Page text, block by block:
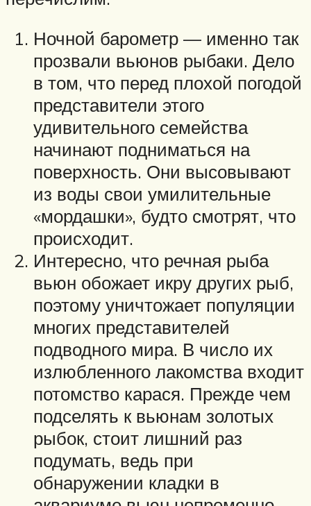
Ночной барометр — именно так
прозвали вьюнов рыбаки. Дело
в том, что перед плохой погодой
представители этого
удивительного семейства
начинают подниматься на
поверхность. Они высовывают
из воды свои умилительные
«мордашки», будто смотрят, что
происходит.
Интересно, что речная рыба
вьюн обожает икру других рыб,
поэтому уничтожает популяции
многих представителей
подводного мира. В число их
излюбленного лакомства входит
потомство карася. Прежде чем
подселять к вьюнам золотых
рыбок, стоит лишний раз
подумать, ведь при
обнаружении кладки в